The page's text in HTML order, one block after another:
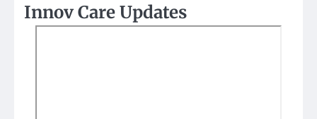
Innov Care Updates